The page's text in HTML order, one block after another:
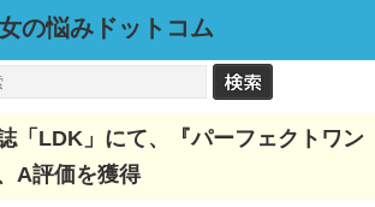
の悩みドットコム
「LDK」にて、『パーフェクトワン
A評価を獲得